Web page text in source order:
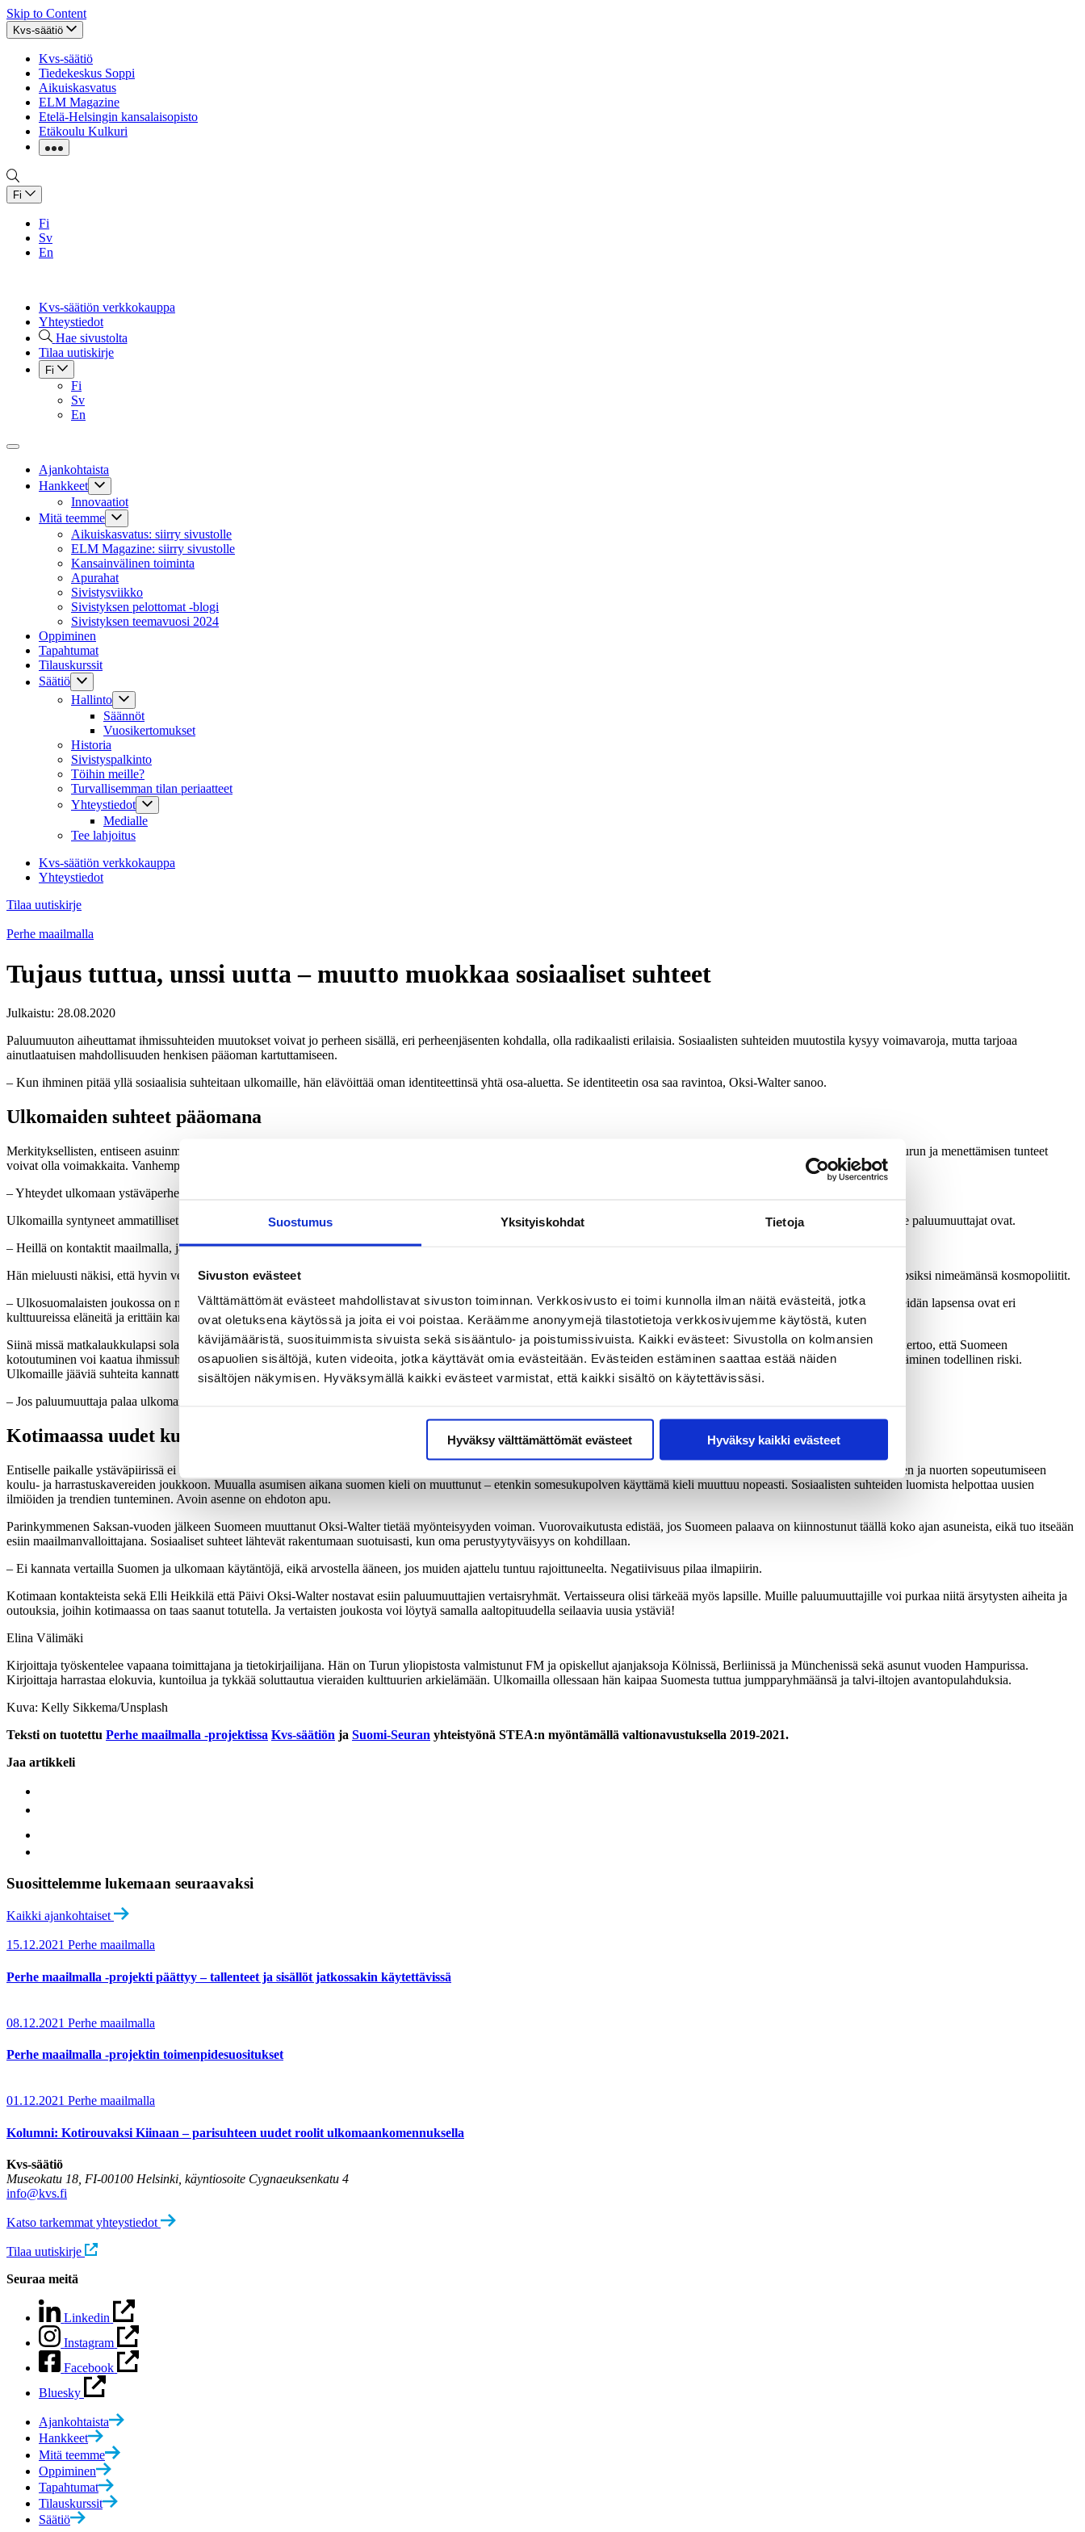
Suostumus Yksityiskohdat Tietoja
Sivuston evästeet
Välttämättömät evästeet mahdollistavat sivuston toiminnan. Verkkosivusto ei toimi kunnolla ilman näitä evästeitä, jotka
ovat oletuksena käytössä ja joita ei voi poistaa. Keräämme anonyymejä tilastotietoja verkkosivujemme käytöstä, kuten
kävijämääristä, suosituimmista sivuista sekä sisääntulo- ja poistumissivuista. Kaikki evästeet: Sivustolla on kolmansien
osapuolien sisältöjä, kuten videoita, jotka käyttävät omia evästeitään. Evästeiden estäminen saattaa estää näiden
sisältöjen näkymisen. Hyväksymällä kaikki evästeet varmistat, että kaikki sisältö on käytettävissäsi.
Hyväksy välttämättömät evästeet Hyväksy kaikki evästeet
Skip to Content
Kvs-säätiö
Kvs-säätiö
Tiedekeskus Soppi
Aikuiskasvatus
ELM Magazine
Etelä-Helsingin kansalaisopisto
Etäkoulu Kulkuri
Fi
Fi
Sv
En
Kvs-säätiön verkkokauppa
Yhteystiedot
Hae sivustolta
Tilaa uutiskirje
Fi
Fi
Sv
En
Ajankohtaista
Hankkeet
Innovaatiot
Mitä teemme
Aikuiskasvatus: siirry sivustolle
ELM Magazine: siirry sivustolle
Kansainvälinen toiminta
Apurahat
Sivistysviikko
Sivistyksen pelottomat -blogi
Sivistyksen teemavuosi 2024
Oppiminen
Tapahtumat
Tilauskurssit
Säätiö
Hallinto
Säännöt
Vuosikertomukset
Historia
Sivistyspalkinto
Töihin meille?
Turvallisemman tilan periaatteet
Yhteystiedot
Medialle
Tee lahjoitus
Kvs-säätiön verkkokauppa
Yhteystiedot
Tilaa uutiskirje
Perhe maailmalla
Tujaus tuttua, unssi uutta – muutto muokkaa sosiaaliset suhteet
Julkaistu: 28.08.2020
Paluumuuton aiheuttamat ihmissuhteiden muutokset voivat jo perheen sisällä, eri perheenjäsenten kohdalla, olla radikaalisti erilaisia. Sosiaalisten suhteiden muutostila kysyy voimavaroja, mutta tarjoaa
ainutlaatuisen mahdollisuuden henkisen pääoman kartuttamiseen.
– Kun ihminen pitää yllä sosiaalisia suhteitaan ulkomaille, hän elävöittää oman identiteettinsä yhtä osa-aluetta. Se identiteetin osa saa ravintoa, Oksi-Walter sanoo.
Ulkomaiden suhteet pääomana
Merkityksellisten, entiseen asuinmaahan kuuluneiden ihmissuhteiden väljeneminen aiheuttaa kaipuuta. Aikuiset osaavat ottaa haikeuden tunteet asiaan kuuluvina, mutta lapsilla surun ja menettämisen tunteet
voivat olla voimakkaita. Vanhempien tulisikin aktiivisesti tukea lapsiaan ystävyyssuhteiden ylläpitämisessä.
– Yhteydet ulkomaan ystäväperheisiin ovat oleellisia. On tärkeää, ettei lapsesta kuihdu se osa, joka on rakentunut ulkomaan kokemuksen aikana, Oksi-Walter sanoo.
Ulkomailla syntyneet ammatilliset verkostot ovat kultaakin arvokkaampia. Elli Heikkilä, Siirtolaisuusinstituutin tutkimusjohtaja, puhuu painokkaasti, miten suuri rikkaus Suomelle paluumuuttajat ovat.
– Heillä on kontaktit maailmalla, ja he ovat kansainvälisiä ihmisiä yhä kansainvälistyvässä maailmassa.
Hän mieluusti näkisi, että hyvin verkostoituneiden paluumuuttajien osaamista arvostettaisiin ja hyödynnettäisiin enemmän. Erityisenä ryhmänä Heikkilä mainitsee matkalaukkulapsiksi nimeämänsä kosmopoliitit.
– Ulkosuomalaisten joukossa on maasta toiseen muuttavia perheitä, jotka lopulta palaavat Suomeen. Suomi on paluumuuton kohde usein vain näiden perheiden vanhemmille. Heidän lapsensa ovat eri
kulttuureissa eläneitä ja erittäin kansainvälisiä. Aikuisina heillä on Suomelle valtavasti kompetenssia ja annettavaa.
Siinä missä matkalaukkulapsi solahtaa uuteen kulttuuriin kuin kala veteen, voi pitkään ulkomailla elänyt suomalainen synnyinmaahan palatessaan kokea yksinäisyyttä. Heikkilä kertoo, että Suomeen
kotoutuminen voi kaatua ihmissuhteiden puuttumiseen. Kun sukulaisia on kuollut, tuttavat muuttaneet muille paikkakunnille, eikä uusia ihmissuhteita synny, on ulkopuoliseksi jääminen todellinen riski.
Ulkomaille jääviä suhteita kannattaa vaalia myös siksi, että ne muodostavat turvaverkon.
– Jos paluumuuttaja palaa ulkomaille, on hänellä siellä toimiva verkosto valmiina, Heikkilä huomauttaa.
Kotimaassa uudet kuviot
Entiselle paikalle ystäväpiirissä ei niin vain sujahdeta, vaan toimivien ihmissuhteiden luominen vaatii oma-aloitteisuutta ja aikaa. Aikuisten on kiinnitettävä erityistä huomiota lasten ja nuorten sopeutumiseen
koulu- ja harrastuskavereiden joukkoon. Muualla asumisen aikana suomen kieli on muuttunut – etenkin somesukupolven käyttämä kieli muuttuu nopeasti. Sosiaalisten suhteiden luomista helpottaa uusien
ilmiöiden ja trendien tunteminen. Avoin asenne on ehdoton apu.
Parinkymmenen Saksan-vuoden jälkeen Suomeen muuttanut Oksi-Walter tietää myönteisyyden voiman. Vuorovaikutusta edistää, jos Suomeen palaava on kiinnostunut täällä koko ajan asuneista, eikä tuo itseään
esiin maailmanvalloittajana. Sosiaaliset suhteet lähtevät rakentumaan suotuisasti, kun oma perustyytyväisyys on kohdillaan.
– Ei kannata vertailla Suomen ja ulkomaan käytäntöjä, eikä arvostella ääneen, jos muiden ajattelu tuntuu rajoittuneelta. Negatiivisuus pilaa ilmapiirin.
Kotimaan kontakteista sekä Elli Heikkilä että Päivi Oksi-Walter nostavat esiin paluumuuttajien vertaisryhmät. Vertaisseura olisi tärkeää myös lapsille. Muille paluumuuttajille voi purkaa niitä ärsytysten aiheita ja
outouksia, joihin kotimaassa on taas saanut totutella. Ja vertaisten joukosta voi löytyä samalla aaltopituudella seilaavia uusia ystäviä!
Elina Välimäki
Kirjoittaja työskentelee vapaana toimittajana ja tietokirjailijana. Hän on Turun yliopistosta valmistunut FM ja opiskellut ajanjaksoja Kölnissä, Berliinissä ja Münchenissä sekä asunut vuoden Hampurissa.
Kirjoittaja harrastaa elokuvia, kuntoilua ja tykkää soluttautua vieraiden kulttuurien arkielämään. Ulkomailla ollessaan hän kaipaa Suomesta tuttua jumpparyhmäänsä ja talvi-iltojen avantopulahduksia.
Kuva: Kelly Sikkema/Unsplash
Teksti on tuotettu Perhe maailmalla -projektissa Kvs-säätiön ja Suomi-Seuran yhteistyönä STEA:n myöntämällä valtionavustuksella 2019-2021.
Jaa artikkeli
Suosittelemme lukemaan seuraavaksi
Kaikki ajankohtaiset
15.12.2021 Perhe maailmalla
Perhe maailmalla -projekti päättyy – tallenteet ja sisällöt jatkossakin käytettävissä
08.12.2021 Perhe maailmalla
Perhe maailmalla -projektin toimenpidesuositukset
01.12.2021 Perhe maailmalla
Kolumni: Kotirouvaksi Kiinaan – parisuhteen uudet roolit ulkomaankomennuksella
Kvs-säätiö
Museokatu 18, FI-00100 Helsinki, käyntiosoite Cygnaeuksenkatu 4
info@kvs.fi
Katso tarkemmat yhteystiedot
Tilaa uutiskirje
Seuraa meitä
Linkedin
Instagram
Facebook
Bluesky
Ajankohtaista
Hankkeet
Mitä teemme
Oppiminen
Tapahtumat
Tilauskurssit
Säätiö